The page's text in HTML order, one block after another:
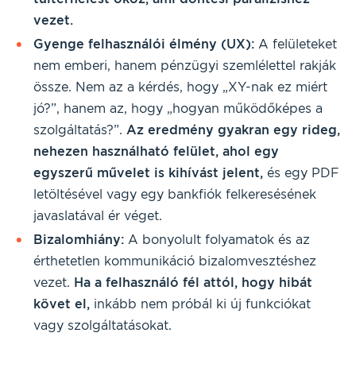
vezet.
Gyenge felhasználói élmény (UX): A felületeket
nem emberi, hanem pénzügyi szemlélettel rakják
össze. Nem az a kérdés, hogy „XY-nak ez miért
jó?”, hanem az, hogy „hogyan működőképes a
szolgáltatás?”. Az eredmény gyakran egy rideg,
nehezen használható felület, ahol egy
egyszerű művelet is kihívást jelent, és egy PDF
letöltésével vagy egy bankfiók felkeresésének
javaslatával ér véget.
Bizalomhiány: A bonyolult folyamatok és az
érthetetlen kommunikáció bizalomvesztéshez
vezet. Ha a felhasználó fél attól, hogy hibát
követ el, inkább nem próbál ki új funkciókat
vagy szolgáltatásokat.